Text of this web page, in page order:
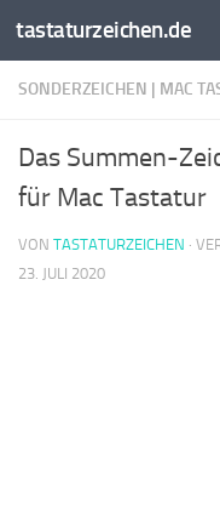
Zum Inhalt springen
tastaturzeichen.de
SONDERZEICHEN | MAC
Das Summen-
für Mac Tastatur
VON TASTATURZEICHEN ·
23. JULI 2020